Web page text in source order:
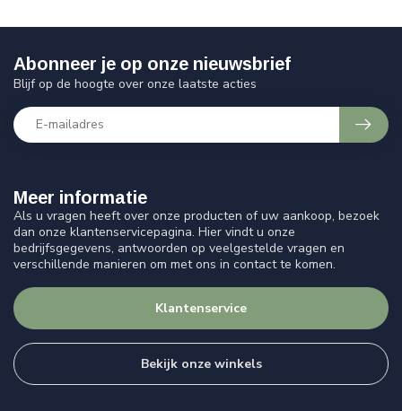
Meer informatie
Als u vragen heeft over onze producten of uw aankoop, bezoek
dan onze klantenservicepagina. Hier vindt u onze
bedrijfsgegevens, antwoorden op veelgestelde vragen en
verschillende manieren om met ons in contact te komen.
Klantenservice
Bekijk onze winkels
Abonneer je op onze nieuwsbrief
Blijf op de hoogte over onze laatste acties